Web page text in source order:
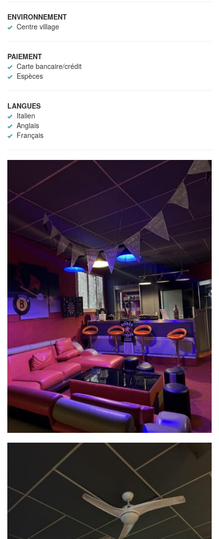
ENVIRONNEMENT
Centre village
PAIEMENT
Carte bancaire/crédit
Espèces
LANGUES
Italien
Anglais
Français